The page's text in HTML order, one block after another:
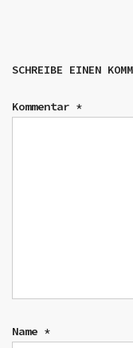
SCHREIBE EINEN
Kommentar *
Name *